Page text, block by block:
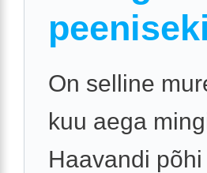
On selline
kuu aega
Haavandi